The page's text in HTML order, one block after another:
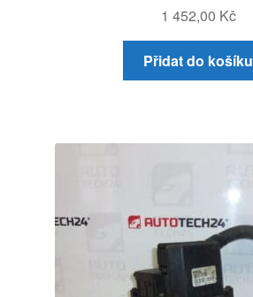
1 452,00 Kč
Přidat do košíku